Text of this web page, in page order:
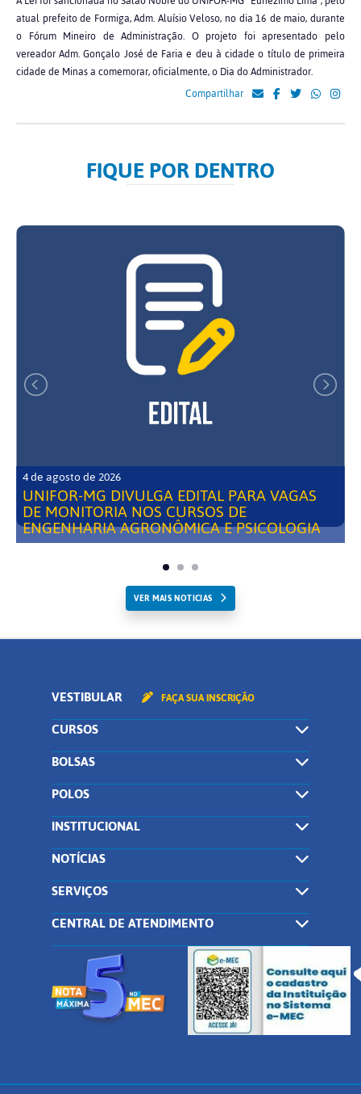
atual prefeito de Formiga, Adm. Aluísio Veloso, no dia 16 de maio, durante
o Fórum Mineiro de Administração. O projeto foi apresentado pelo
vereador Adm. Gonçalo José de Faria e deu à cidade o título de primeira
cidade de Minas a comemorar, oficialmente, o Dia do Administrador.
Compartilhar
FIQUE POR DENTRO
4 de agosto de 2026
UNIFOR-MG DIVULGA EDITAL PARA VAGAS
DE MONITORIA NOS CURSOS DE
ENGENHARIA AGRONÔMICA E PSICOLOGIA
VER MAIS NOTICIAS
VESTIBULAR FAÇA SUA INSCRIÇÃO
CURSOS
BOLSAS
POLOS
INSTITUCIONAL
NOTÍCIAS
SERVIÇOS
CENTRAL DE ATENDIMENTO